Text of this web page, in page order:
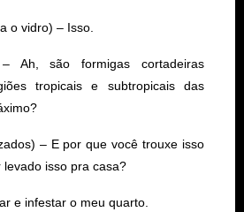
o vidro) – Isso.
Ah, são formigas cortadeiras
tropicais e subtropicais das
– E por que você trouxe isso
isso pra casa?
e infestar o meu quarto.